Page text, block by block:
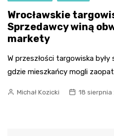
Wrocławskie
Sprzedawcy winą
markety
W przeszłości targowiska
gdzie mieszkańcy mogli
Michał Kozicki 18 sierpnia